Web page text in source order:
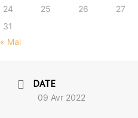
24
25 26 27
31
« Mai
DATE
09 Avr 2022